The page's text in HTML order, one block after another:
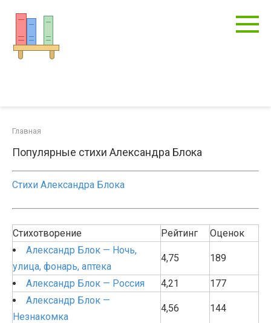
контенту
Главная
Популярные стихи Александра Блока
Стихи Александра Блока
Стихотворение Рейтинг
Оценок
Александр Блок — Ночь,
улица, фонарь, аптека
4,75 189
Александр Блок — Россия 4,21
177
Александр Блок —
Незнакомка
4,56 144